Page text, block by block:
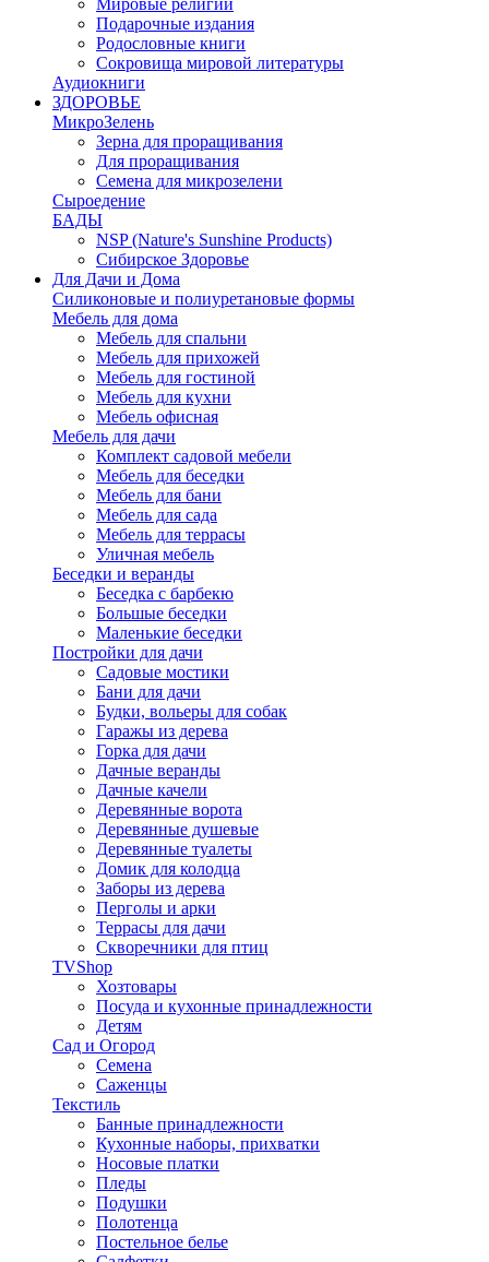
Мировые религии
Подарочные издания
Родословные книги
Сокровища мировой литературы
Аудиокниги
ЗДОРОВЬЕ
МикроЗелень
Зерна для проращивания
Для проращивания
Семена для микрозелени
Сыроедение
БАДЫ
NSP (Nature's Sunshine Products)
Сибирское Здоровье
Для Дачи и Дома
Силиконовые и полиуретановые формы
Мебель для дома
Мебель для спальни
Мебель для прихожей
Мебель для гостиной
Мебель для кухни
Мебель офисная
Мебель для дачи
Комплект садовой мебели
Мебель для беседки
Мебель для бани
Мебель для сада
Мебель для террасы
Уличная мебель
Беседки и веранды
Беседка с барбекю
Большые беседки
Маленькие беседки
Постройки для дачи
Садовые мостики
Бани для дачи
Будки, вольеры для собак
Гаражы из дерева
Горка для дачи
Дачные веранды
Дачные качели
Деревянные ворота
Деревянные душевые
Деревянные туалеты
Домик для колодца
Заборы из дерева
Перголы и арки
Террасы для дачи
Скворечники для птиц
TVShop
Хозтовары
Посуда и кухонные принадлежности
Детям
Сад и Огород
Семена
Саженцы
Текстиль
Банные принадлежности
Кухонные наборы, прихватки
Носовые платки
Пледы
Подушки
Полотенца
Постельное белье